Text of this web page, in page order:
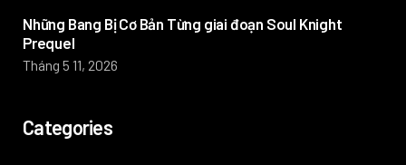
Những Bang Bị Cơ Bản Từng giai đoạn Soul Knight
Prequel
Tháng 5 11, 2026
Categories